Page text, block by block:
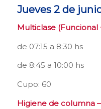
Jueves 2 de
Multiclase (Funcional
de 07:15 a 8:30 hs
de 8:45 a 10:00 hs
Cupo: 60
Higiene de columna –